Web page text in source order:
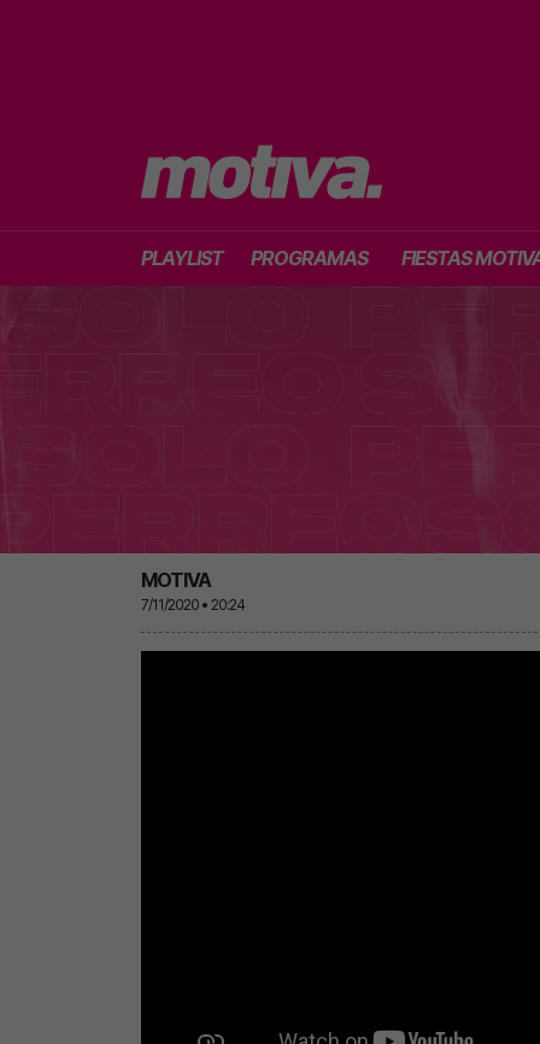
PLAYLIST PROGRAMAS FIESTAS
MOTIVA
7/11/2020 • 20:24